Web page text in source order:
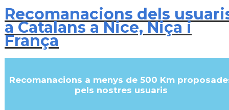
Recomanacions dels
a Catalans a Nice, Niça i
França
Recomanacions a menys de 500 Km
pels nostres usuaris